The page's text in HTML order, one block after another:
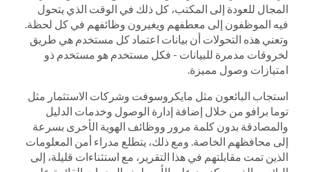
المجال للعودة إلى المكتب، كل ذلك في الوقت الذي يتحول
فيه الموظفون إلى معطفهم ويغيرون وظائفهم في كل لحظة.
وتعني هذه التحولات أن بيانات اعتماد كل مستخدم هي طريق
لخروقات مدمرة للبيانات - فكل مستخدم هو مستخدم ذو
امتيازات وصول مميزة.
استجاب البائعون مثل مايكروسوفت وشركات الاستثمار مثل
توما برافو من خلال إضافة إدارة الوصول وخدمات الدليل
والمصادقة بدون كلمة مرور ووظائف الهوية الأخرى بسرعة
إلى محافظهم الخاصة. ومع ذلك، يتطلع مدراء أمن المعلومات
الذين تمت مقابلتهم في هذا التقرير، مع استثناءات قليلة، إلى